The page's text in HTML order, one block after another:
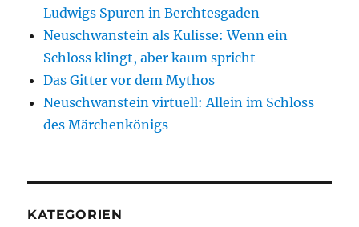
Ludwigs Spuren in Berchtesgaden
Neuschwanstein als Kulisse: Wenn ein
Schloss klingt, aber kaum spricht
Das Gitter vor dem Mythos
Neuschwanstein virtuell: Allein im Schloss
des Märchenkönigs
KATEGORIEN